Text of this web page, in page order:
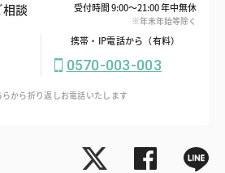
談 受付時間 9:00～21:00 年中無休
※年末年始等除く
携帯・IP電話から（有料）
0570-003-003
から折り返しお電話いたします